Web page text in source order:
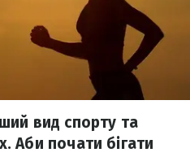
вид спорту та
Аби почати бігати